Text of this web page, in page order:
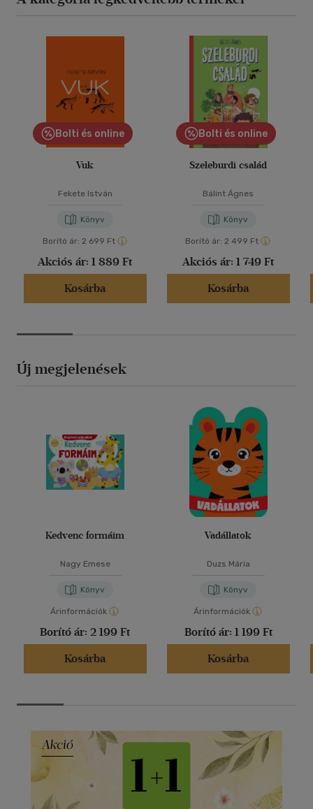
Bolti és online
Vuk
Fekete István
Könyv
Borító ár: 2 699 Ft
Akciós ár: 1 889 Ft
Kosárba
Bolti és online
Szeleburdi család
Bálint Ágnes
Könyv
Borító ár: 2 499 Ft
Akciós ár: 1 749 Ft
Kosárba
Új megjelenések
Kedvenc formáim
Nagy Emese
Könyv
Árinformációk
Borító ár: 2 199 Ft
Kosárba
Vadállatok
Duzs Mária
Könyv
Árinformációk
Borító ár: 1 199 Ft
Kosárba